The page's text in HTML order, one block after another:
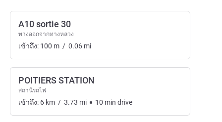
A10 sortie 30
ทางออกจากทางหลวง
เข้าถึง: 100 m / 0.06 mi
POITIERS STATION
สถานีรถไฟ
เข้าถึง: 6 km / 3.73 mi 10 min drive